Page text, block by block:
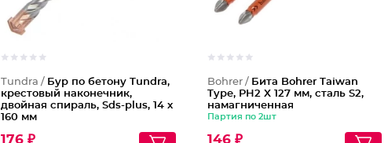
Tundra / Бур по бетону Tundra,
крестовый наконечник,
двойная спираль, Sds-plus, 14 х
160 мм
176 ₽
Bohrer / Бита Bohrer Taiwan
Type, PH2 X 127 мм, сталь S2,
намагниченная
Партия по 2шт
146 ₽